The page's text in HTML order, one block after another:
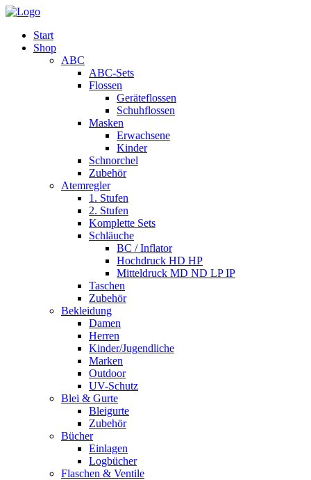
Start
Shop
ABC
ABC-Sets
Flossen
Geräteflossen
Schuhflossen
Masken
Erwachsene
Kinder
Schnorchel
Zubehör
Atemregler
1. Stufen
2. Stufen
Komplette Sets
Schläuche
BC / Inflator
Hochdruck HD HP
Mitteldruck MD ND LP IP
Taschen
Zubehör
Bekleidung
Damen
Herren
Kinder/Jugendliche
Marken
Outdoor
UV-Schutz
Blei & Gurte
Bleigurte
Zubehör
Bücher
Einlagen
Logbücher
Flaschen & Ventile